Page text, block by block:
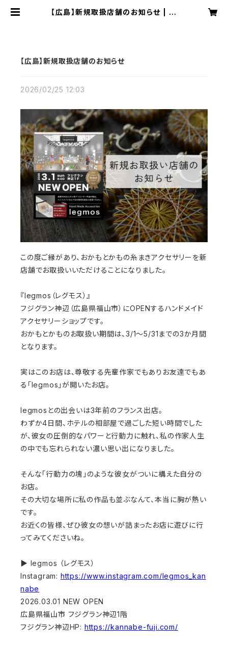
【広島】新規取扱店舗のお知らせ | お
【広島】新規取扱店舗のお知らせ
2026/02/25 12:03
この度ご縁があり、おかもとかもの糸まきアクセサリーを新
店舗でお取扱いいただけることになりました。
『legmos（レグモス）』
フジグラン神辺（広島県福山市）にOPENするハンドメイド
アクセサリーショップです。
おかもとかものお取扱い期間は、3/1～5/31までの3か月間
となります。
実はこのお店は、尊敬する先輩作家でもありお友達でもあ
る「legmos」が開いたお店。
legmosとの出会いは3年前のフランス出店。
わずか4日間、ホテルの相部屋で過ごした短い時間でした
が、彼女の圧倒的なパワーと行動力に触れ、私の作家人生
の中でも忘れられない濃い思い出になりました。
そんな「行動力の塊」のような彼女がついに構えた自分の
お店。
その大切な場所に私の作品も並ぶなんて、本当に胸が熱い
です。
お近くの皆様、ぜひ彼女の想いが詰まったお店に遊びに行
ってみてくださいね。
▶ legmos （レグモス）
Instagram: https://www.instagram.com/legmos_kan
nabe
2026.03.01 NEW OPEN
広島県福山市 フジグラン神辺1階
フジグラン神辺HP: https://kannabe-fuji.com/